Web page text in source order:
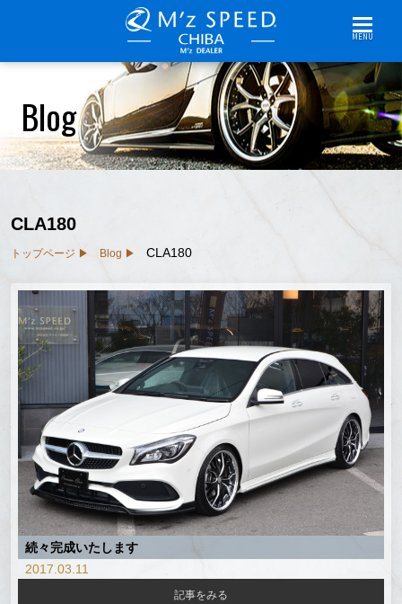
MENU
Blog
CLA180
トップページ Blog CLA180
続々完成いたします
2017.03.11
記事をみる